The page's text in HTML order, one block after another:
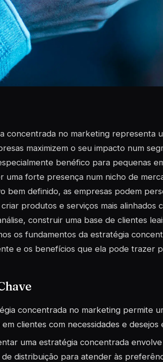
concentrada no marketing representa
maximizem o seu impacto num
benéfico para pequenas
uma forte presença num nicho de
bem definido, as empresas podem
produtos e serviços mais alinhados
construir uma base de clientes
os fundamentos da estratégia
e os benefícios que ela pode trazer
concentrada no marketing permite
clientes com necessidades e desejos
uma estratégia concentrada
de distribuição para atender às